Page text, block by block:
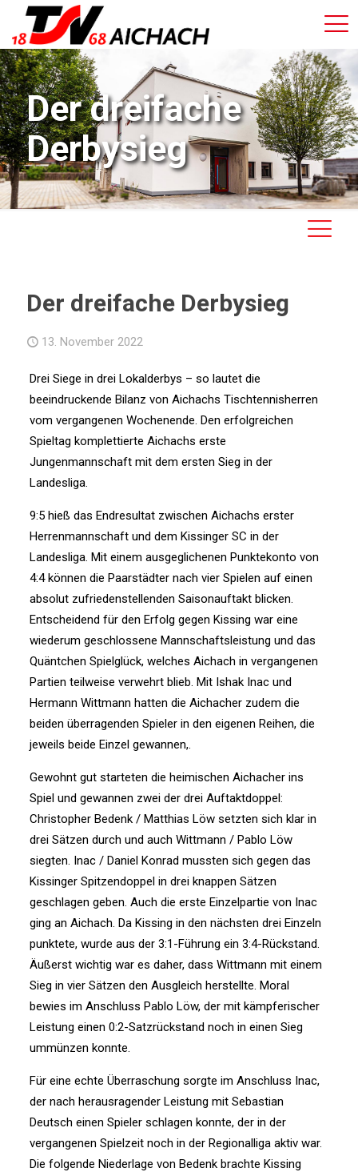
Der dreifache
Derbysieg
Der dreifache Derbysieg
13. November 2022
Drei Siege in drei Lokalderbys – so lautet die
beeindruckende Bilanz von Aichachs Tischtennisherren
vom vergangenen Wochenende. Den erfolgreichen
Spieltag komplettierte Aichachs erste
Jungenmannschaft mit dem ersten Sieg in der
Landesliga.
9:5 hieß das Endresultat zwischen Aichachs erster
Herrenmannschaft und dem Kissinger SC in der
Landesliga. Mit einem ausgeglichenen Punktekonto von
4:4 können die Paarstädter nach vier Spielen auf einen
absolut zufriedenstellenden Saisonauftakt blicken.
Entscheidend für den Erfolg gegen Kissing war eine
wiederum geschlossene Mannschaftsleistung und das
Quäntchen Spielglück, welches Aichach in vergangenen
Partien teilweise verwehrt blieb. Mit Ishak Inac und
Hermann Wittmann hatten die Aichacher zudem die
beiden überragenden Spieler in den eigenen Reihen, die
jeweils beide Einzel gewannen,.
Gewohnt gut starteten die heimischen Aichacher ins
Spiel und gewannen zwei der drei Auftaktdoppel:
Christopher Bedenk / Matthias Löw setzten sich klar in
drei Sätzen durch und auch Wittmann / Pablo Löw
siegten. Inac / Daniel Konrad mussten sich gegen das
Kissinger Spitzendoppel in drei knappen Sätzen
geschlagen geben. Auch die erste Einzelpartie von Inac
ging an Aichach. Da Kissing in den nächsten drei Einzeln
punktete, wurde aus der 3:1-Führung ein 3:4-Rückstand.
Äußerst wichtig war es daher, dass Wittmann mit einem
Sieg in vier Sätzen den Ausgleich herstellte. Moral
bewies im Anschluss Pablo Löw, der mit kämpferischer
Leistung einen 0:2-Satzrückstand noch in einen Sieg
ummünzen konnte.
Für eine echte Überraschung sorgte im Anschluss Inac,
der nach herausragender Leistung mit Sebastian
Deutsch einen Spieler schlagen konnte, der in der
vergangenen Spielzeit noch in der Regionalliga aktiv war.
Die folgende Niederlage von Bedenk brachte Kissing